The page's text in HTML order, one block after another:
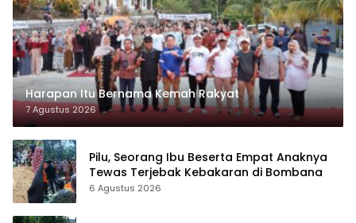
Harapan Itu Bernama Kemah Rakyat
7 Agustus 2026
Pilu, Seorang Ibu Beserta Empat Anaknya
Tewas Terjebak Kebakaran di Bombana
6 Agustus 2026